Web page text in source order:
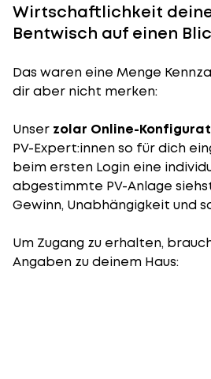
Wirtschaftlichkeit
Bentwisch auf einen
Das waren eine Menge
dir aber nicht merken:
Unser zolar Online-
PV-Expert:innen so für dich
beim ersten Login eine
abgestimmte PV-Anlage
Gewinn, Unabhängigkeit und
Um Zugang zu erhalten,
Angaben zu deinem Haus: